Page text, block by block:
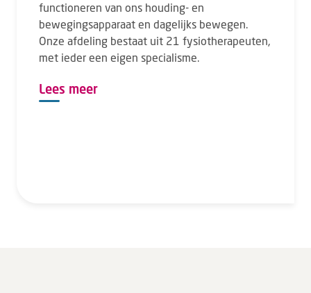
functioneren van ons houding- en
bewegingsapparaat en dagelijks bewegen.
Onze afdeling bestaat uit 21 fysiotherapeuten,
met ieder een eigen specialisme.
Lees meer